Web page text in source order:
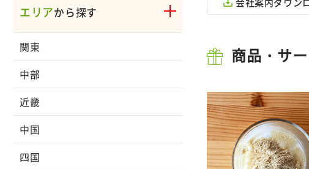
エリアから探す
関東
中部
近畿
中国
四国
商品・サ